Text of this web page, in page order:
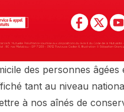
des personnes âgées
tant au niveau
à nos aînés de